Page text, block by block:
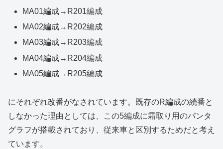
MA01編成→R201編成
MA02編成→R202編成
MA03編成→R203編成
MA04編成→R204編成
MA05編成→R205編成
にそれぞれ改番がなされています。既存のR編成の続番と
しなかった理由としては、この5編成に霜取り用のパンタ
グラフが搭載されており、従来車と区別するためだと考え
ています。